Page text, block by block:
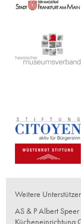
Weitere Unterstützer
AS & P Albert
Kücheneinrichtung